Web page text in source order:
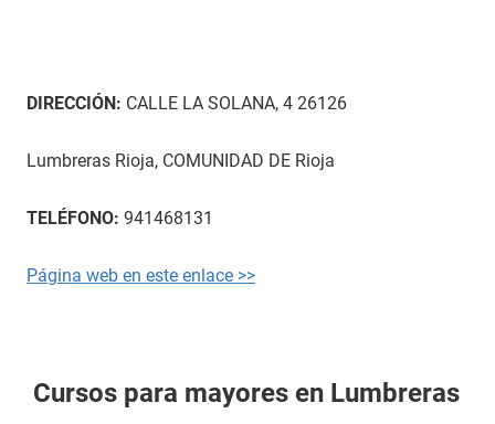
DIRECCIÓN: CALLE LA SOLANA, 4 26126
Lumbreras Rioja, COMUNIDAD DE Rioja
TELÉFONO: 941468131
Página web en este enlace >>
Cursos para mayores en Lumbreras